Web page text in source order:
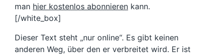
man hier kostenlos abonnieren kann.
[/white_box]
Dieser Text steht „nur online“. Es gibt keinen
anderen Weg, über den er verbreitet wird. Er ist